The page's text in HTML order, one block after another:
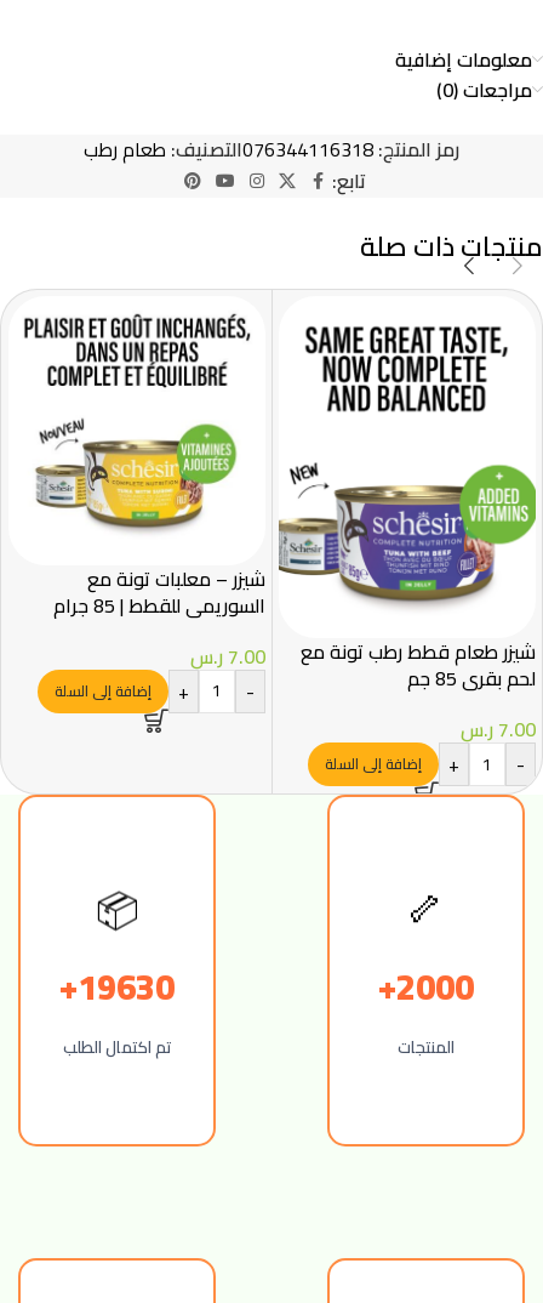
معلومات إضافية
مراجعات (0)
رمز المنتج:076344116318التصنيف: طعام رطب
تابع:
منتجات ذات صلة
شيزر طعام قطط رطب تونة مع
لحم بقري 85 جم
7.00ر.س
-
+ إضافة إلى السلة
شيزر – معلبات تونة مع
السوريمي للقطط | 85 جرام
7.00ر.س
-
+ إضافة إلى السلة
🦴
2000+
المنتجات
📦
19630+
تم اكتمال الطلب